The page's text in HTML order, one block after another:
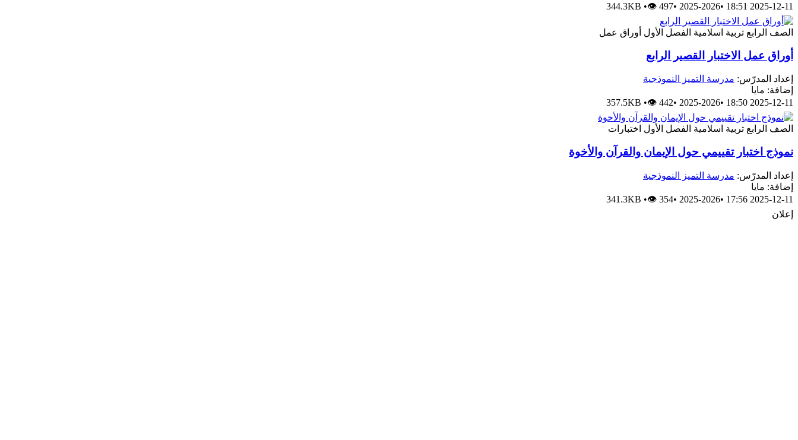
2025-12-11 18:51
•
2025-2026
•
344.3KB •👁 497
الصف الرابع تربية اسلامية الفصل الأول أوراق عمل
أوراق عمل الاختبار القصير الرابع
إعداد المدرّس: مدرسة التميز النموذجية
إضافة: مايا
2025-12-11 18:50
•
2025-2026
•
357.5KB •👁 442
الصف الرابع تربية اسلامية الفصل الأول اختبارات
نموذج اختبار تقييمي حول الإيمان والقرآن والأخوة
إعداد المدرّس: مدرسة التميز النموذجية
إضافة: مايا
2025-12-11 17:56
•
2025-2026
•
341.3KB •👁 354
إعلان